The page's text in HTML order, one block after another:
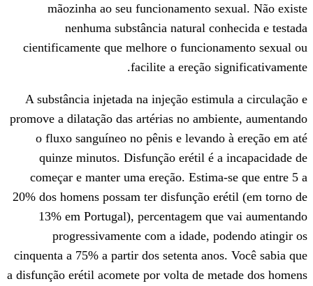
mãozinha ao seu funcionamento
nenhuma substância natural
cientificamente que melhore o
facilite a ereção
A substância injetada na injeção
promove a dilatação das artérias no
o fluxo sanguíneo no pênis e
quinze minutos. Disfunção erétil é
começar e manter uma ereção.
20% dos homens possam ter disfunção
13% em Portugal), percentagem
progressivamente com a idade,
cinquenta a 75% a partir dos setenta
a disfunção erétil acomete por volta de